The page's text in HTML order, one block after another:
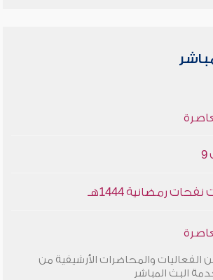
رمضانية 1444هـ
الفعاليات والمحاضرات الأرشيفية من
البث المباشر